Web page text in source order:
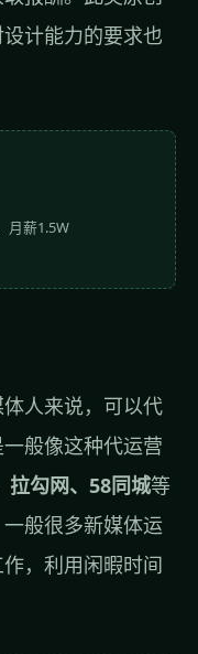
计能力的要求也
月薪1.5W
人来说，可以代
般像这种代运营
拉勾网、58同城等
般很多新媒体运
，利用闲暇时间